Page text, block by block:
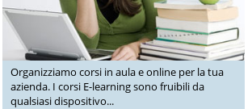
Organizziamo corsi in aula e online per la tua
azienda. I corsi E-learning sono fruibili da
qualsiasi dispositivo...